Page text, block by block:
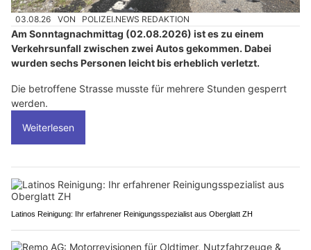
03.08.26 VON POLIZEI.NEWS REDAKTION
Am Sonntagnachmittag (02.08.2026) ist es zu einem
Verkehrsunfall zwischen zwei Autos gekommen. Dabei
wurden sechs Personen leicht bis erheblich verletzt.
Die betroffene Strasse musste für mehrere Stunden gesperrt
werden.
Weiterlesen
Latinos Reinigung: Ihr erfahrener Reinigungsspezialist aus Oberglatt ZH